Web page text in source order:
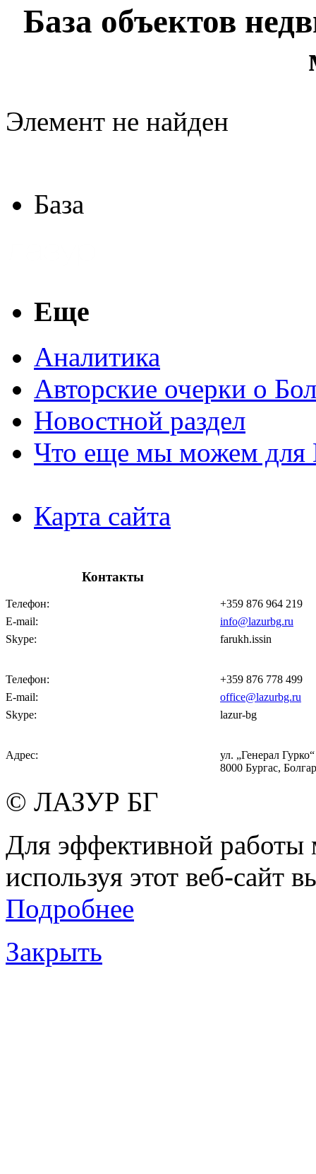
База объектов
Элемент не найден
База
Еще
Аналитика
Авторские очерки о
Новостной раздел
Что еще мы можем для
Карта сайта
Контакты
Телефон:
+359 876 964 219
E-mail:
info@lazurbg.ru
Skype:
farukh.issin
Телефон:
+359 876 778 499
E-mail:
office@lazurbg.ru
Skype:
lazur-bg
Адрес:
ул. „Генерал
8000 Бургас,
© ЛАЗУР БГ
Для эффективной работы
используя этот веб-сайт
Подробнее
Закрыть